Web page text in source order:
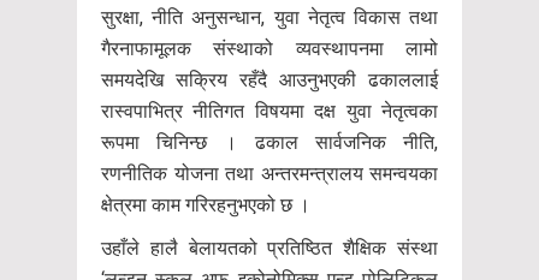
सुरक्षा, नीति अनुसन्धान, युवा नेतृत्व विकास तथा
गैरनाफामूलक संस्थाको व्यवस्थापनमा लामो
समयदेखि सक्रिय रहँदै आउनुभएकी ढकाललाई
रास्वपाभित्र नीतिगत विषयमा दक्ष युवा नेतृत्वका
रूपमा चिनिन्छ । ढकाल सार्वजनिक नीति,
रणनीतिक योजना तथा अन्तरमन्त्रालय समन्वयका
क्षेत्रमा काम गरिरहनुभएको छ ।
उहाँले हालै बेलायतको प्रतिष्ठित शैक्षिक संस्था